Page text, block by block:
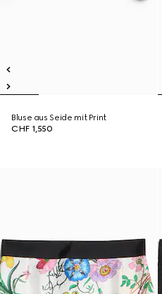
Bluse aus Seide mit Print
CHF 1,550